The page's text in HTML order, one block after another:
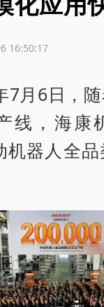
16:50:17
7月6日，
线，海康
机器人全